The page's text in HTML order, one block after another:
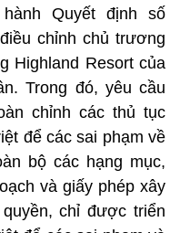
Quyết định số
chỉnh chủ trương
Highland Resort của
Trong đó, yêu cầu
chỉnh các thủ tục
để các sai phạm về
bộ các hạng mục,
và giấy phép xây
chỉ được triển